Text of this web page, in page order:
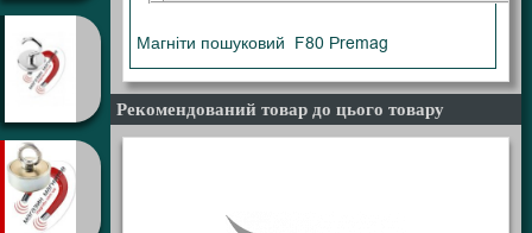
Магніти пошуковий F80 Premag
Рекомендований товар до цього товару